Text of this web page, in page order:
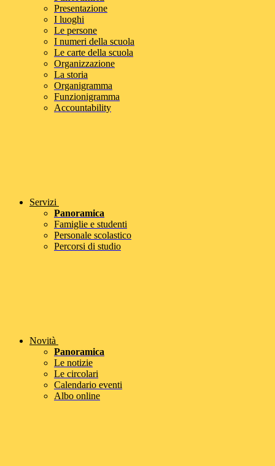
Presentazione
I luoghi
Le persone
I numeri della scuola
Le carte della scuola
Organizzazione
La storia
Organigramma
Funzionigramma
Accountability
Servizi
Panoramica
Famiglie e studenti
Personale scolastico
Percorsi di studio
Novità
Panoramica
Le notizie
Le circolari
Calendario eventi
Albo online